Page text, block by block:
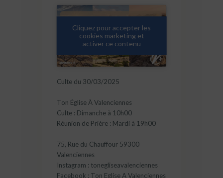
Cliquez pour accepter les
cookies marketing et
activer ce contenu
Culte du 30/03/2025
Ton Église À Valenciennes
Culte : Dimanche à 10h00
Réunion de Prière : Mardi à 19h00
75, Rue du Chauffour 59300
Valenciennes
Instagram : tonegliseavalenciennes
Facebook : Ton Eglise A Valenciennes